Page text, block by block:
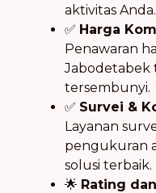
aktivitas Anda.
✅ Harga
Penawaran
Jabodetabek
tersembunyi.
✅ Survei &
Layanan
pengukuran
solusi terbaik.
🌟 Rating